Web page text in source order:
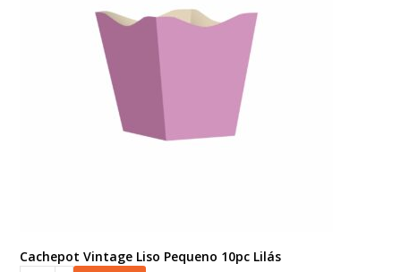
Cachepot Vintage Liso Pequeno 10pc Lilás